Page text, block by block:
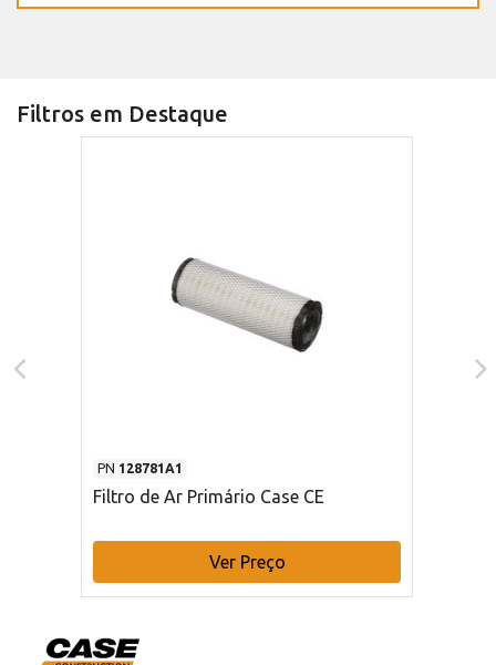
Filtros em Destaque
PN 128781A1
Filtro de Ar Primário Case CE
Ver Preço